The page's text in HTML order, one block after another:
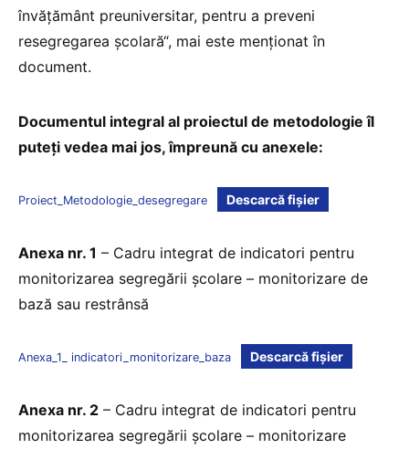
învățământ preuniversitar, pentru a preveni
resegregarea școlară“, mai este menționat în
document.
Documentul integral al proiectul de metodologie îl
puteți vedea mai jos, împreună cu anexele:
Proiect_Metodologie_desegregare Descarcă fișier
Anexa nr. 1 – Cadru integrat de indicatori pentru
monitorizarea segregării școlare – monitorizare de
bază sau restrânsă
Anexa_1_ indicatori_monitorizare_baza Descarcă fișier
Anexa nr. 2 – Cadru integrat de indicatori pentru
monitorizarea segregării școlare – monitorizare